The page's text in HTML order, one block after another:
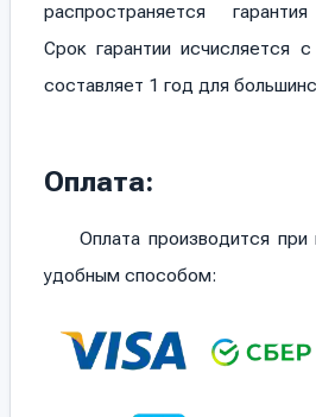
распространяется
Срок гарантии исчисляется
составляет 1 год для
Оплата:
Оплата производится
удобным способом: